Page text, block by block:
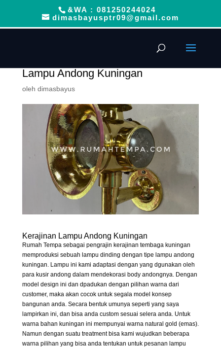
&WA : 081250244024
dimasbayusptr09@gmail.com
Lampu Andong Kuningan
oleh dimasbayus
Kerajinan Lampu Andong Kuningan
Rumah Tempa sebagai pengrajin kerajinan tembaga kuningan
memproduksi sebuah lampu dinding dengan tipe lampu andong
kuningan. Lampu ini kami adaptasi dengan yang dgunakan oleh
para kusir andong dalam mendekorasi body andongnya. Dengan
model design ini dan dpadukan dengan pilihan warna dari
customer, maka akan cocok untuk segala model konsep
bangunan anda. Secara bentuk umunya seperti yang saya
lampirkan ini, dan bisa anda custom sesuai selera anda. Untuk
warna bahan kuningan ini mempunyai warna natural gold (emas).
Namun dengan suatu treatment bisa kami wujudkan beberapa
warna pilihan yang bisa anda tentukan untuk pesanan lampu